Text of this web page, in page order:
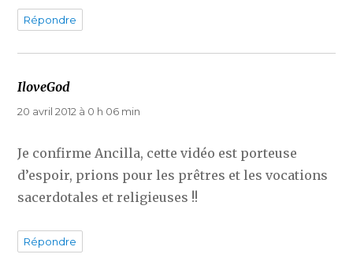
Répondre
IloveGod
20 avril 2012 à 0 h 06 min
Je confirme Ancilla, cette vidéo est porteuse
d’espoir, prions pour les prêtres et les vocations
sacerdotales et religieuses !!
Répondre